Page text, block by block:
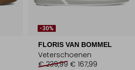
-30%
FLORIS VAN BOMMEL
Veterschoenen
€ 239,99 € 167,99